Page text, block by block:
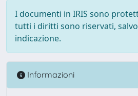
I documenti in IRIS sono
tutti i diritti sono riservati,
indicazione.
Informazioni